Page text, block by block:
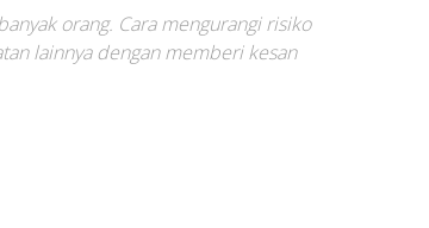
orang. Cara mengurangi risiko
lainnya dengan memberi kesan